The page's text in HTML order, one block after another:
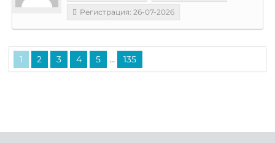
Регистрация: 26-07-2026
1 2 3 4 5 ... 135